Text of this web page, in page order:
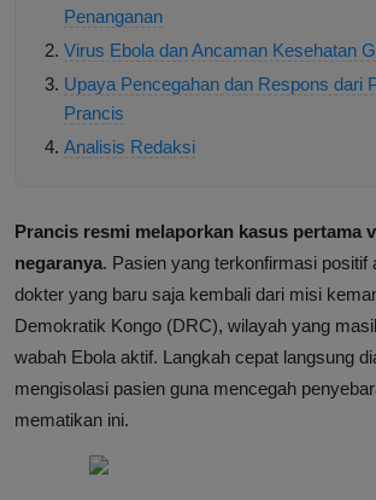
Penanganan
Virus Ebola dan Ancaman Kesehatan
Upaya Pencegahan dan Respons dari
Prancis
Analisis Redaksi
Prancis resmi melaporkan kasus pertama
negaranya. Pasien yang terkonfirmasi positif
dokter yang baru saja kembali dari misi
Demokratik Kongo (DRC), wilayah yang
wabah Ebola aktif. Langkah cepat langsung
mengisolasi pasien guna mencegah
mematikan ini.